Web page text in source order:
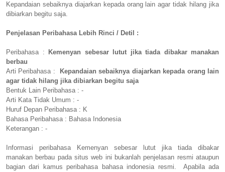
Kepandaian sebaiknya diajarkan kepada orang lain agar tidak hilang jika
dibiarkan begitu saja.
Penjelasan Peribahasa Lebih Rinci / Detil :
Peribahasa :
Kemenyan sebesar lutut jika tiada dibakar manakan
berbau
Arti Peribahasa :
Kepandaian sebaiknya diajarkan kepada orang lain
agar tidak hilang jika dibiarkan begitu saja
Bentuk Lain Peribahasa : -
Arti Kata Tidak Umum : -
Huruf Depan Peribahasa : K
Bahasa Peribahasa : Bahasa Indonesia
Keterangan : -
Informasi peribahasa Kemenyan sebesar lutut jika tiada dibakar
manakan berbau pada situs web ini bukanlah penjelasan resmi ataupun
bagian dari kamus peribahasa bahasa indonesia resmi. Apabila ada